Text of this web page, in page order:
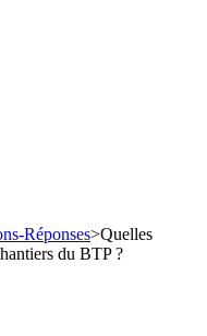
Réponses>Quelles
du BTP ?